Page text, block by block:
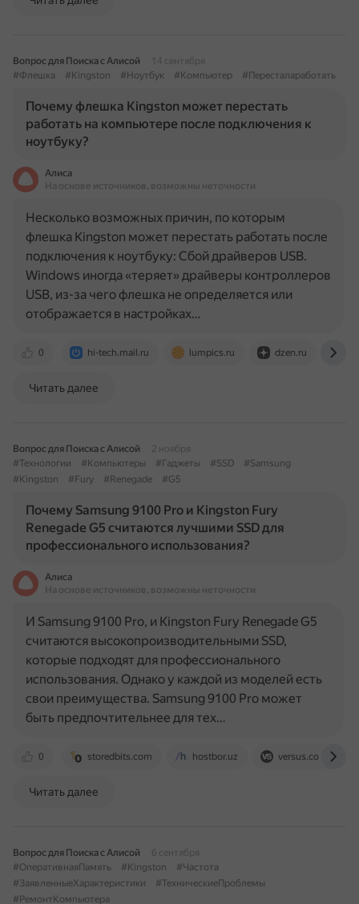
Вопрос для Поиска с Алисой
14 сентября
#Флешка
#Kingston #Ноутбук #Компьютер #Пересталаработать
Почему флешка Kingston может перестать
работать на компьютере после подключения к
ноутбуку?
Алиса
На основе источников, возможны неточности
0 hi-tech.mail.ru lumpics.ru dzen.ru
Несколько возможных причин, по которым
флешка Kingston может перестать работать после
подключения к ноутбуку: Сбой драйверов USB.
Windows иногда «теряет» драйверы контроллеров
USB, из-за чего флешка не определяется или
отображается в настройках…
Читать далее
Вопрос для Поиска с Алисой
2 ноября
#Технологии
#Компьютеры #Гаджеты #SSD
#Samsung
#Kingston
#Fury #Renegade #G5
Почему Samsung 9100 Pro и Kingston Fury
Renegade G5 считаются лучшими SSD для
профессионального использования?
Алиса
На основе источников, возможны неточности
0 storedbits.com hostbor.uz versus.com
И Samsung 9100 Pro, и Kingston Fury Renegade G5
считаются высокопроизводительными SSD,
которые подходят для профессионального
использования. Однако у каждой из моделей есть
свои преимущества. Samsung 9100 Pro может
быть предпочтительнее для тех…
Читать далее
Вопрос для Поиска с Алисой
6 сентября
#ОперативнаяПамять
#Kingston
#Частота
#ЗаявленныеХарактеристики
#ТехническиеПроблемы
#РемонтКомпьютера